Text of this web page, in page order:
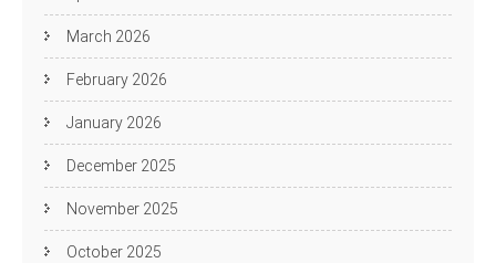
March 2026
February 2026
January 2026
December 2025
November 2025
October 2025